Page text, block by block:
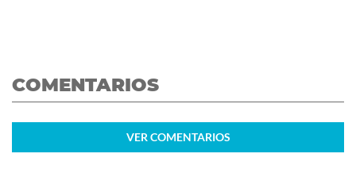
COMENTARIOS
VER COMENTARIOS